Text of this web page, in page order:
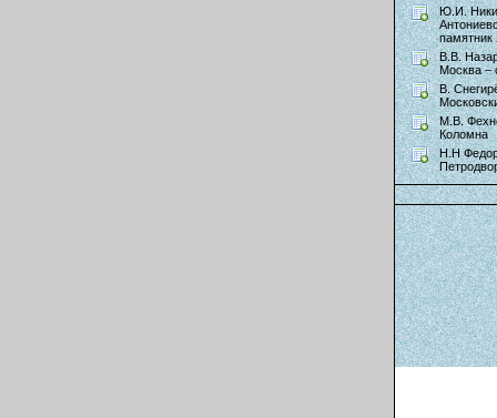
Ю.И.
памятник
В.В.
Москва –
В.
М.В.
Коломна
Н.Н